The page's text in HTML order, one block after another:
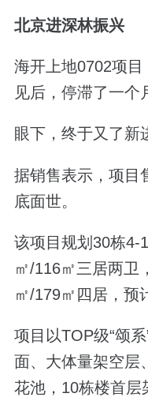
北京进深林振兴
海开上地0702项
见后，停滞了一个
眼下，终于又了
据销售表示，项目
底面世。
该项目规划30栋4-
㎡/116㎡三居两卫
㎡/179㎡四居，预
项目以TOP级“颂
面、大体量架空层
花池，10栋楼首层